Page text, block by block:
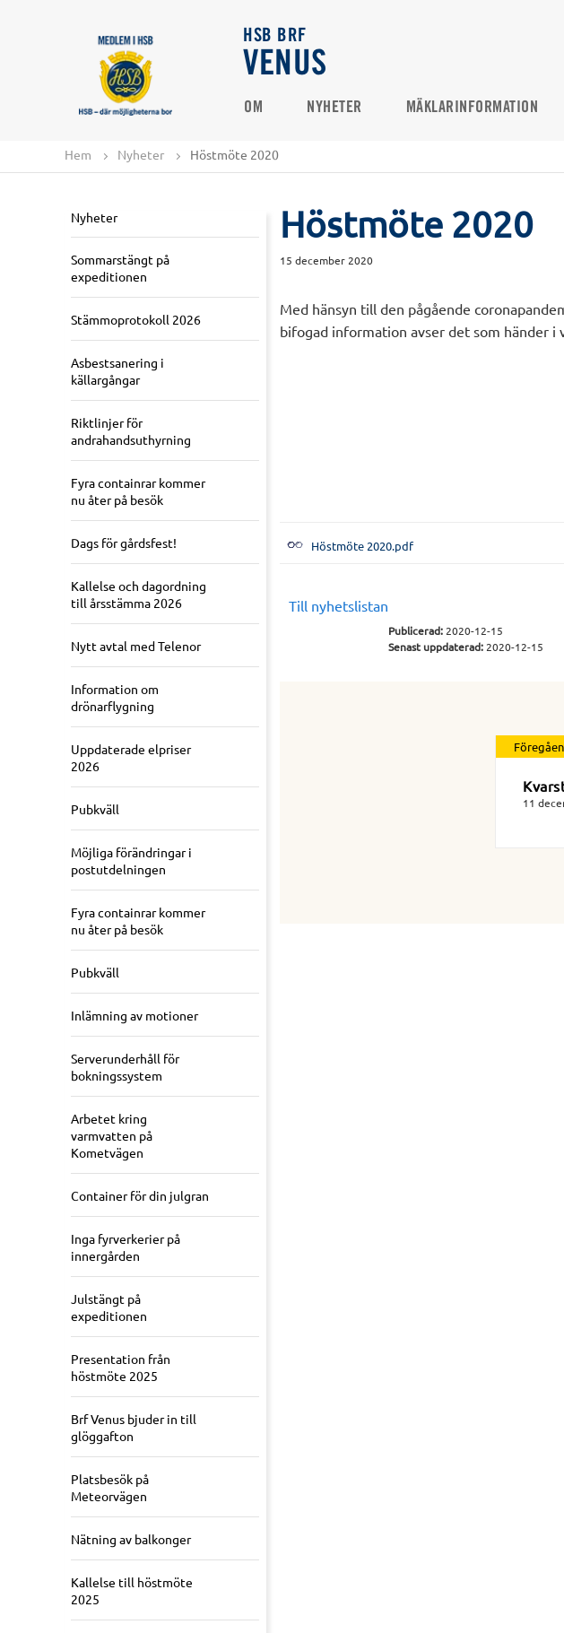
HSB BRF
VENUS
OM NYHETER MÄKLARINFORMATION
Hem Nyheter Höstmöte 2020
Nyheter
Sommarstängt på
expeditionen
Stämmoprotokoll 2026
Asbestsanering i
källargångar
Riktlinjer för
andrahandsuthyrning
Fyra containrar kommer
nu åter på besök
Dags för gårdsfest!
Kallelse och dagordning
till årsstämma 2026
Nytt avtal med Telenor
Information om
drönarflygning
Uppdaterade elpriser
2026
Pubkväll
Möjliga förändringar i
postutdelningen
Fyra containrar kommer
nu åter på besök
Pubkväll
Inlämning av motioner
Serverunderhåll för
bokningssystem
Arbetet kring
varmvatten på
Kometvägen
Container för din julgran
Inga fyrverkerier på
innergården
Julstängt på
expeditionen
Presentation från
höstmöte 2025
Brf Venus bjuder in till
glöggafton
Platsbesök på
Meteorvägen
Nätning av balkonger
Kallelse till höstmöte
2025
Höstmöte 2020
15 december 2020
Med hänsyn till den pågående
bifogad information avser det som händer i
Höstmöte 2020.pdf
Till nyhetslistan
Publicerad:2020-12-15
Senast uppdaterad:2020-12-15
11